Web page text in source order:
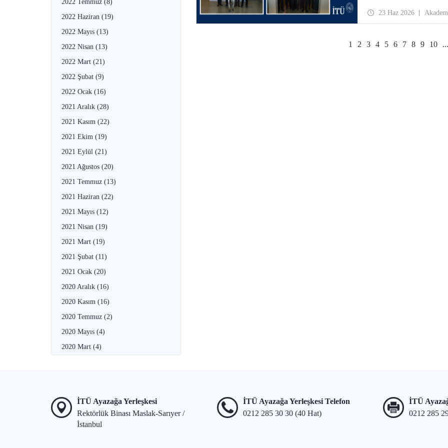
2022 Temmuz (8)
2022 Haziran (19)
2022 Mayıs (13)
2022 Nisan (13)
2022 Mart (21)
2022 Şubat (9)
2022 Ocak (16)
2021 Aralık (28)
2021 Kasım (22)
2021 Ekim (19)
2021 Eylül (21)
2021 Ağustos (20)
2021 Temmuz (13)
2021 Haziran (22)
2021 Mayıs (12)
2021 Nisan (19)
2021 Mart (19)
2021 Şubat (11)
2021 Ocak (20)
2020 Aralık (16)
2020 Kasım (16)
2020 Temmuz (2)
2020 Mayıs (4)
2020 Mart (4)
23 Haz 2026
1 2 3 4 5 6 7 8 9 10 ...
İTÜ Ayazağa Yerleşkesi
Rektörlük Binası Maslak-Sarıyer /
İstanbul
İTÜ Ayazağa Yerleşkesi Telefon
0212 285 30 30 (40 Hat)
İTÜ
0212 285